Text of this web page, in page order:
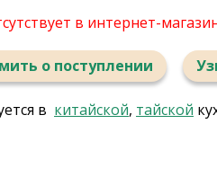
в интернет-
о поступлении
в китайской, тайской